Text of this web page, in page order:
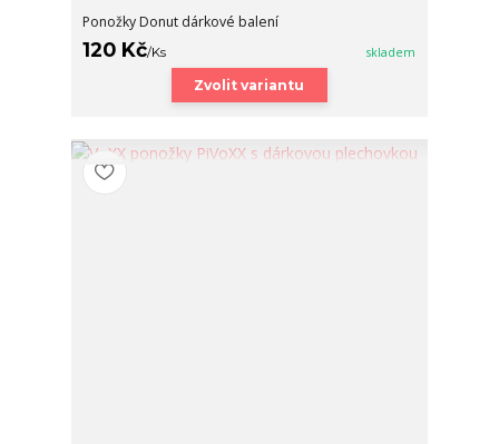
Ponožky Donut dárkové balení
120 Kč/Ks skladem
Zvolit variantu